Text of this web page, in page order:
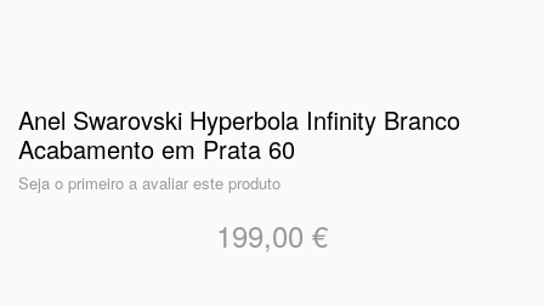
Anel Swarovski Hyperbola Infinity Branco
Acabamento em Prata 60
Seja o primeiro a avaliar este produto
199,00 €